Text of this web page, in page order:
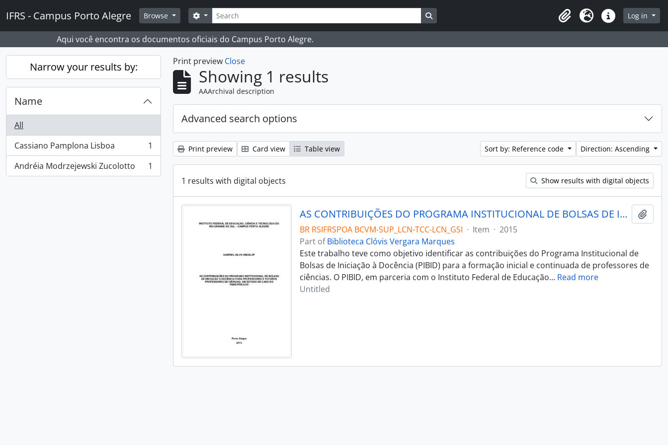
IFRS - Campus Porto Alegre Browse Search
Search options Search in browse page
ClipboardLanguageQuick linksLog in
Aqui você encontra os documentos oficiais do Campus Porto Alegre.
Narrow your results by:
Name
All
Cassiano Pamplona Lisboa
, 1 results
1
Andréia Modrzejewski Zucolotto
, 1 results 1
Print preview Close
Showing 1 results
AAArchival description
Advanced search options
Print preview Card view Table view Sort by: Reference code Direction: Ascending
1 results with digital objects Show results with digital objects
AS CONTRIBUIÇÕES DO PROGRAMA INSTITUCIONAL DE BOLSAS DE INICIAÇÃO À DOCÊNCIA PARA PROFESSORES E FUTUROS PROFESSORES DE CIÊNCIAS: UM ESTUDO DE CASO DO PIBID/IFRS/LCN
BR RSIFRSPOA BCVM-SUP_LCN-TCC-LCN_GSI · Item · 2015
Part ofBiblioteca Clóvis Vergara Marques
Este trabalho teve como objetivo identificar as contribuições do Programa Institucional de
Bolsas de Iniciação à Docência (PIBID) para a formação inicial e continuada de professores de
ciências. O PIBID, em parceria com o Instituto Federal de Educação… Read more
Untitled